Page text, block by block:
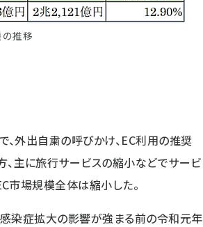
推移
外出自粛の呼びかけ、EC利用の推奨
主に旅行サービスの縮小などでサービ
場規模全体は縮小した。
染症拡大の影響が強まる前の令和元年